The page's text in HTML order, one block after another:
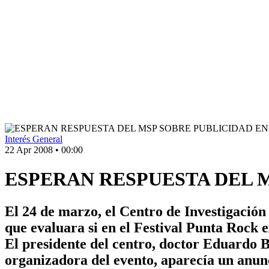
Interés General
22 Apr 2008 • 00:00
ESPERAN RESPUESTA DEL
El 24 de marzo, el Centro de
que evaluara si en el Festival Punta Rock
El presidente del centro, doctor Eduardo
organizadora del evento, aparecía un